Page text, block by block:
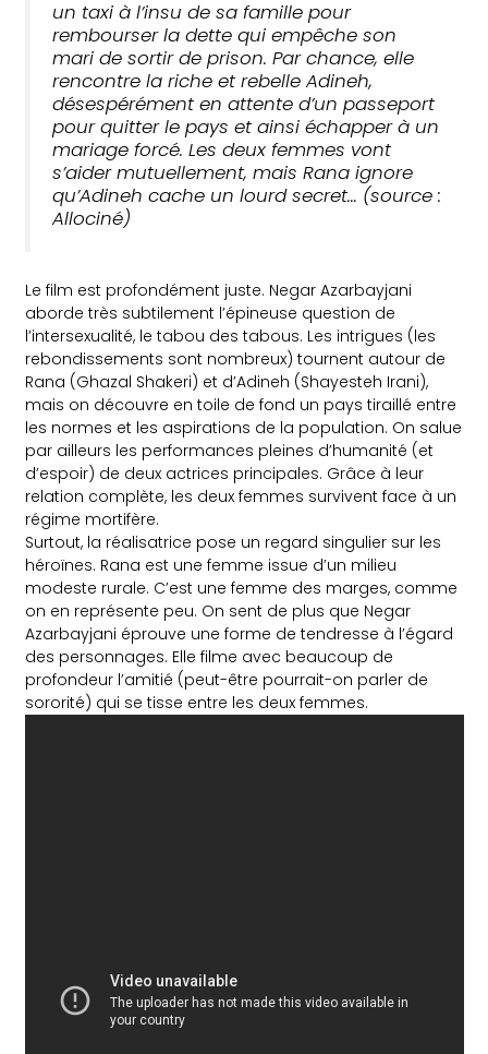
un taxi à l’insu de sa famille pour
rembourser la dette qui empêche son
mari de sortir de prison. Par chance, elle
rencontre la riche et rebelle Adineh,
désespérément en attente d’un passeport
pour quitter le pays et ainsi échapper à un
mariage forcé. Les deux femmes vont
s’aider mutuellement, mais Rana ignore
qu’Adineh cache un lourd secret… (source :
Allociné)
Le film est profondément juste. Negar Azarbayjani
aborde très subtilement l’épineuse question de
l’intersexualité, le tabou des tabous. Les intrigues (les
rebondissements sont nombreux) tournent autour de
Rana (Ghazal Shakeri) et d’Adineh (Shayesteh Irani),
mais on découvre en toile de fond un pays tiraillé entre
les normes et les aspirations de la population. On salue
par ailleurs les performances pleines d’humanité (et
d’espoir) de deux actrices principales. Grâce à leur
relation complète, les deux femmes survivent face à un
régime mortifère.
Surtout, la réalisatrice pose un regard singulier sur les
héroïnes. Rana est une femme issue d’un milieu
modeste rurale. C’est une femme des marges, comme
on en représente peu. On sent de plus que Negar
Azarbayjani éprouve une forme de tendresse à l’égard
des personnages. Elle filme avec beaucoup de
profondeur l’amitié (peut-être pourrait-on parler de
sororité) qui se tisse entre les deux femmes.